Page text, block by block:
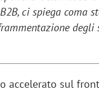
ci spiega coma
accelerato sul